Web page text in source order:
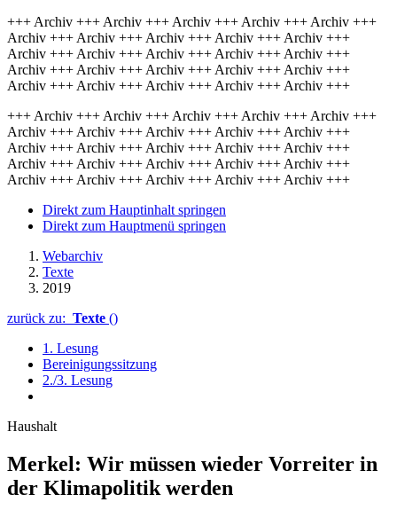
+++ Archiv +++ Archiv +++ Archiv +++ Archiv +++ Archiv +++
Archiv +++ Archiv +++ Archiv +++ Archiv +++ Archiv +++
Archiv +++ Archiv +++ Archiv +++ Archiv +++ Archiv +++
Archiv +++ Archiv +++ Archiv +++ Archiv +++ Archiv +++
Archiv +++ Archiv +++ Archiv +++ Archiv +++ Archiv +++
+++ Archiv +++ Archiv +++ Archiv +++ Archiv +++ Archiv +++
Archiv +++ Archiv +++ Archiv +++ Archiv +++ Archiv +++
Archiv +++ Archiv +++ Archiv +++ Archiv +++ Archiv +++
Archiv +++ Archiv +++ Archiv +++ Archiv +++ Archiv +++
Archiv +++ Archiv +++ Archiv +++ Archiv +++ Archiv +++
Direkt zum Hauptinhalt springen
Direkt zum Hauptmenü springen
Webarchiv
Texte
2019
zurück zu: Texte ()
1. Lesung
Bereinigungssitzung
2./3. Lesung
Haushalt
Merkel: Wir müssen wieder Vorreiter in
der Klimapolitik werden